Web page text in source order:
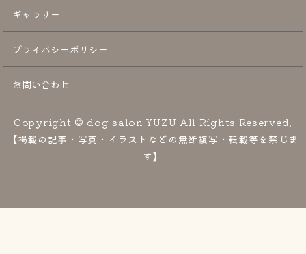
ギャラリー
プライバシーポリシー
お問い合わせ
Copyright © dog salon YUZU All Rights Reserved.
【掲載の記事・写真・イラストなどの無断複写・転載等を禁じま
す】